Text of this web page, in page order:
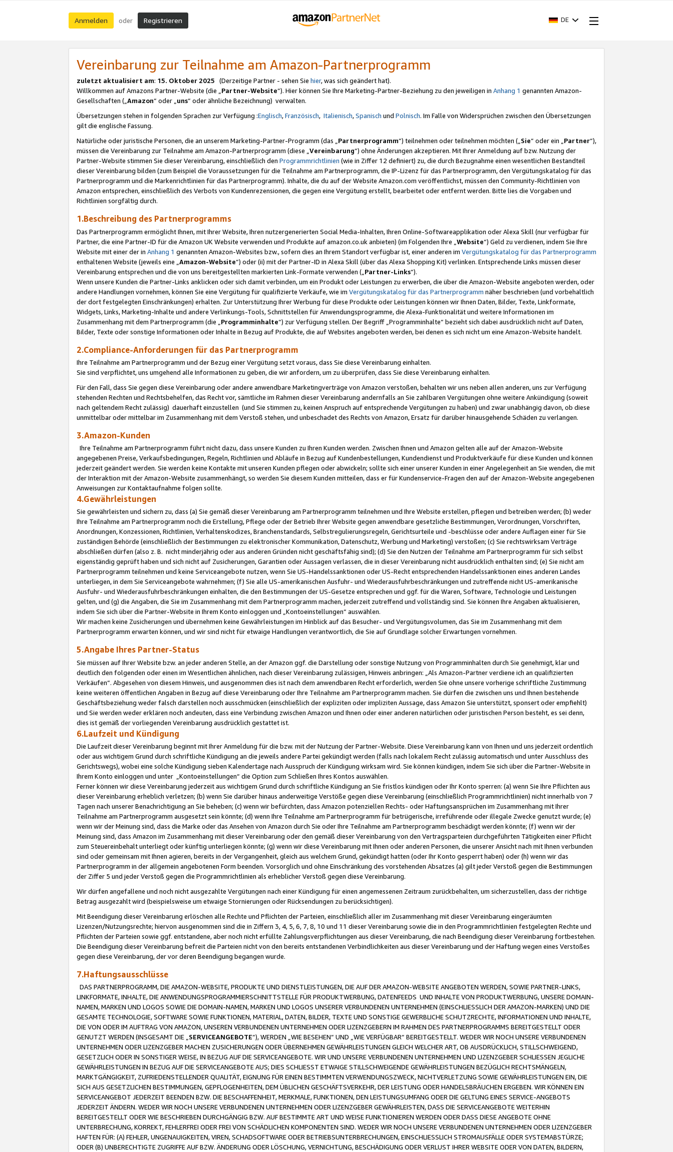
Anmelden oder Registrieren DE
Vereinbarung zur Teilnahme am Amazon-Partnerprogramm
zuletzt aktualisiert am: 15. Oktober 2025 (Derzeitige Partner - sehen Sie hier, was sich geändert hat).
Willkommen auf Amazons Partner-Website (die „Partner-Website“). Hier können Sie Ihre Marketing-Partner-Beziehung zu den jeweiligen in Anhang 1 genannten Amazon-
Gesellschaften („Amazon“ oder „uns“ oder ähnliche Bezeichnung) verwalten.
Übersetzungen stehen in folgenden Sprachen zur Verfügung :Englisch,Französisch, Italienisch,Spanisch und Polnisch. Im Falle von Widersprüchen zwischen den Übersetzungen
gilt die englische Fassung.
Natürliche oder juristische Personen, die an unserem Marketing-Partner-Programm (das „Partnerprogramm“) teilnehmen oder teilnehmen möchten („Sie“ oder ein „Partner“),
müssen die Vereinbarung zur Teilnahme am Amazon-Partnerprogramm (diese „Vereinbarung“) ohne Änderungen akzeptieren. Mit Ihrer Anmeldung auf bzw. Nutzung der
Partner-Website stimmen Sie dieser Vereinbarung, einschließlich den Programmrichtlinien (wie in Ziffer 12 definiert) zu, die durch Bezugnahme einen wesentlichen Bestandteil
dieser Vereinbarung bilden (zum Beispiel die Voraussetzungen für die Teilnahme am Partnerprogramm, die IP-Lizenz für das Partnerprogramm, den Vergütungskatalog für das
Partnerprogramm und die Markenrichtlinien für das Partnerprogramm). Inhalte, die du auf der Website Amazon.com veröffentlichst, müssen den Community-Richtlinien von
Amazon entsprechen, einschließlich des Verbots von Kundenrezensionen, die gegen eine Vergütung erstellt, bearbeitet oder entfernt werden. Bitte lies die Vorgaben und
Richtlinien sorgfältig durch.
1.Beschreibung des Partnerprogramms
Das Partnerprogramm ermöglicht Ihnen, mit Ihrer Website, Ihren nutzergenerierten Social Media-Inhalten, Ihren Online-Softwareapplikation oder Alexa Skill (nur verfügbar für
Partner, die eine Partner-ID für die Amazon UK Website verwenden und Produkte auf amazon.co.uk anbieten) (im Folgenden Ihre „ Website“) Geld zu verdienen, indem Sie Ihre
Website mit einer der in Anhang 1 genannten Amazon-Websites bzw., sofern dies an Ihrem Standort verfügbar ist, einer anderen im Vergütungskatalog für das Partnerprogramm
enthaltenen Website (jeweils eine „ Amazon-Website“) oder (ii) mit der Partner-ID in Alexa Skill (über das Alexa Shopping Kit) verlinken. Entsprechende Links müssen dieser
Vereinbarung entsprechen und die von uns bereitgestellten markierten Link-Formate verwenden („ Partner-Links“).
Wenn unsere Kunden die Partner-Links anklicken oder sich damit verbinden, um ein Produkt oder Leistungen zu erwerben, die über die Amazon-Website angeboten werden, oder
andere Handlungen vornehmen, können Sie eine Vergütung für qualifizierte Verkäufe, wie im Vergütungskatalog für das Partnerprogramm näher beschrieben (und vorbehaltlich
der dort festgelegten Einschränkungen) erhalten. Zur Unterstützung Ihrer Werbung für diese Produkte oder Leistungen können wir Ihnen Daten, Bilder, Texte, Linkformate,
Widgets, Links, Marketing-Inhalte und andere Verlinkungs-Tools, Schnittstellen für Anwendungsprogramme, die Alexa-Funktionalität und weitere Informationen im
Zusammenhang mit dem Partnerprogramm (die „ Programminhalte“) zur Verfügung stellen. Der Begriff „Programminhalte“ bezieht sich dabei ausdrücklich nicht auf Daten,
Bilder, Texte oder sonstige Informationen oder Inhalte in Bezug auf Produkte, die auf Websites angeboten werden, bei denen es sich nicht um eine Amazon-Website handelt.
2.Compliance-Anforderungen für das Partnerprogramm
Ihre Teilnahme am Partnerprogramm und der Bezug einer Vergütung setzt voraus, dass Sie diese Vereinbarung einhalten.
Sie sind verpflichtet, uns umgehend alle Informationen zu geben, die wir anfordern, um zu überprüfen, dass Sie diese Vereinbarung einhalten.
Für den Fall, dass Sie gegen diese Vereinbarung oder andere anwendbare Marketingverträge von Amazon verstoßen, behalten wir uns neben allen anderen, uns zur Verfügung
stehenden Rechten und Rechtsbehelfen, das Recht vor, sämtliche im Rahmen dieser Vereinbarung andernfalls an Sie zahlbaren Vergütungen ohne weitere Ankündigung (soweit
nach geltendem Recht zulässig) dauerhaft einzustellen (und Sie stimmen zu, keinen Anspruch auf entsprechende Vergütungen zu haben) und zwar unabhängig davon, ob diese
unmittelbar oder mittelbar im Zusammenhang mit dem Verstoß stehen, und unbeschadet des Rechts von Amazon, Ersatz für darüber hinausgehende Schäden zu verlangen.
3.Amazon-Kunden
Ihre Teilnahme am Partnerprogramm führt nicht dazu, dass unsere Kunden zu Ihren Kunden werden. Zwischen Ihnen und Amazon gelten alle auf der Amazon-Website
angegebenen Preise, Verkaufsbedingungen, Regeln, Richtlinien und Abläufe in Bezug auf Kundenbestellungen, Kundendienst und Produktverkäufe für diese Kunden und können
jederzeit geändert werden. Sie werden keine Kontakte mit unseren Kunden pflegen oder abwickeln; sollte sich einer unserer Kunden in einer Angelegenheit an Sie wenden, die mit
der Interaktion mit der Amazon-Website zusammenhängt, so werden Sie diesem Kunden mitteilen, dass er für Kundenservice-Fragen den auf der Amazon-Website angegebenen
Anweisungen zur Kontaktaufnahme folgen sollte.
4.Gewährleistungen
Sie gewährleisten und sichern zu, dass (a) Sie gemäß dieser Vereinbarung am Partnerprogramm teilnehmen und Ihre Website erstellen, pflegen und betreiben werden; (b) weder
Ihre Teilnahme am Partnerprogramm noch die Erstellung, Pflege oder der Betrieb Ihrer Website gegen anwendbare gesetzliche Bestimmungen, Verordnungen, Vorschriften,
Anordnungen, Konzessionen, Richtlinien, Verhaltenskodizes, Branchenstandards, Selbstregulierungsregeln, Gerichtsurteile und -beschlüsse oder andere Auflagen einer für Sie
zuständigen Behörde (einschließlich der Bestimmungen zu elektronischer Kommunikation, Datenschutz, Werbung und Marketing) verstoßen; (c) Sie rechtswirksam Verträge
abschließen dürfen (also z. B. nicht minderjährig oder aus anderen Gründen nicht geschäftsfähig sind); (d) Sie den Nutzen der Teilnahme am Partnerprogramm für sich selbst
eigenständig geprüft haben und sich nicht auf Zusicherungen, Garantien oder Aussagen verlassen, die in dieser Vereinbarung nicht ausdrücklich enthalten sind; (e) Sie nicht am
Partnerprogramm teilnehmen und keine Serviceangebote nutzen, wenn Sie US-Handelssanktionen oder US-Recht entsprechenden Handelssanktionen eines anderen Landes
unterliegen, in dem Sie Serviceangebote wahrnehmen; (f) Sie alle US-amerikanischen Ausfuhr- und Wiederausfuhrbeschränkungen und zutreffende nicht US-amerikanische
Ausfuhr- und Wiederausfuhrbeschränkungen einhalten, die den Bestimmungen der US-Gesetze entsprechen und ggf. für die Waren, Software, Technologie und Leistungen
gelten, und (g) die Angaben, die Sie im Zusammenhang mit dem Partnerprogramm machen, jederzeit zutreffend und vollständig sind. Sie können Ihre Angaben aktualisieren,
indem Sie sich über die Partner-Website in Ihrem Konto einloggen und „Kontoeinstellungen“ auswählen.
Wir machen keine Zusicherungen und übernehmen keine Gewährleistungen im Hinblick auf das Besucher- und Vergütungsvolumen, das Sie im Zusammenhang mit dem
Partnerprogramm erwarten können, und wir sind nicht für etwaige Handlungen verantwortlich, die Sie auf Grundlage solcher Erwartungen vornehmen.
5.Angabe Ihres Partner-Status
Sie müssen auf Ihrer Website bzw. an jeder anderen Stelle, an der Amazon ggf. die Darstellung oder sonstige Nutzung von Programminhalten durch Sie genehmigt, klar und
deutlich den folgenden oder einen im Wesentlichen ähnlichen, nach dieser Vereinbarung zulässigen, Hinweis anbringen: „Als Amazon-Partner verdiene ich an qualifizierten
Verkäufen“. Abgesehen von diesem Hinweis, und ausgenommen dies ist nach dem anwendbaren Recht erforderlich, werden Sie ohne unsere vorherige schriftliche Zustimmung
keine weiteren öffentlichen Angaben in Bezug auf diese Vereinbarung oder Ihre Teilnahme am Partnerprogramm machen. Sie dürfen die zwischen uns und Ihnen bestehende
Geschäftsbeziehung weder falsch darstellen noch ausschmücken (einschließlich der expliziten oder impliziten Aussage, dass Amazon Sie unterstützt, sponsert oder empfiehlt)
und Sie werden weder erklären noch andeuten, dass eine Verbindung zwischen Amazon und Ihnen oder einer anderen natürlichen oder juristischen Person besteht, es sei denn,
dies ist gemäß der vorliegenden Vereinbarung ausdrücklich gestattet ist.
6.Laufzeit und Kündigung
Die Laufzeit dieser Vereinbarung beginnt mit Ihrer Anmeldung für die bzw. mit der Nutzung der Partner-Website. Diese Vereinbarung kann von Ihnen und uns jederzeit ordentlich
oder aus wichtigem Grund durch schriftliche Kündigung an die jeweils andere Partei gekündigt werden (falls nach lokalem Recht zulässig automatisch und unter Ausschluss des
Gerichtswegs), wobei eine solche Kündigung sieben Kalendertage nach Ausspruch der Kündigung wirksam wird. Sie können kündigen, indem Sie sich über die Partner-Website in
Ihrem Konto einloggen und unter „Kontoeinstellungen“ die Option zum Schließen Ihres Kontos auswählen.
Ferner können wir diese Vereinbarung jederzeit aus wichtigem Grund durch schriftliche Kündigung an Sie fristlos kündigen oder Ihr Konto sperren: (a) wenn Sie Ihre Pflichten aus
dieser Vereinbarung erheblich verletzen; (b) wenn Sie darüber hinaus anderweitige Verstöße gegen diese Vereinbarung (einschließlich Programmrichtlinien) nicht innerhalb von 7
Tagen nach unserer Benachrichtigung an Sie beheben; (c) wenn wir befürchten, dass Amazon potenziellen Rechts- oder Haftungsansprüchen im Zusammenhang mit Ihrer
Teilnahme am Partnerprogramm ausgesetzt sein könnte; (d) wenn Ihre Teilnahme am Partnerprogramm für betrügerische, irreführende oder illegale Zwecke genutzt wurde; (e)
wenn wir der Meinung sind, dass die Marke oder das Ansehen von Amazon durch Sie oder Ihre Teilnahme am Partnerprogramm beschädigt werden könnte; (f) wenn wir der
Meinung sind, dass Amazon im Zusammenhang mit dieser Vereinbarung oder den gemäß dieser Vereinbarung von den Vertragsparteien durchgeführten Tätigkeiten einer Pflicht
zum Steuereinbehalt unterliegt oder künftig unterliegen könnte; (g) wenn wir diese Vereinbarung mit Ihnen oder anderen Personen, die unserer Ansicht nach mit Ihnen verbunden
sind oder gemeinsam mit Ihnen agieren, bereits in der Vergangenheit, gleich aus welchem Grund, gekündigt hatten (oder Ihr Konto gesperrt haben) oder (h) wenn wir das
Partnerprogramm in der allgemein angebotenen Form beenden. Vorsorglich und ohne Einschränkung des vorstehenden Absatzes (a) gilt jeder Verstoß gegen die Bestimmungen
der Ziffer 5 und jeder Verstoß gegen die Programmrichtlinien als erheblicher Verstoß gegen diese Vereinbarung.
Wir dürfen angefallene und noch nicht ausgezahlte Vergütungen nach einer Kündigung für einen angemessenen Zeitraum zurückbehalten, um sicherzustellen, dass der richtige
Betrag ausgezahlt wird (beispielsweise um etwaige Stornierungen oder Rücksendungen zu berücksichtigen).
Mit Beendigung dieser Vereinbarung erlöschen alle Rechte und Pflichten der Parteien, einschließlich aller im Zusammenhang mit dieser Vereinbarung eingeräumten
Lizenzen/Nutzungsrechte; hiervon ausgenommen sind die in Ziffern 3, 4, 5, 6, 7, 8, 10 und 11 dieser Vereinbarung sowie die in den Programmrichtlinien festgelegten Rechte und
Pflichten der Parteien sowie ggf. entstandene, aber noch nicht erfüllte Zahlungsverpflichtungen aus dieser Vereinbarung, die nach Beendigung dieser Vereinbarung fortbestehen.
Die Beendigung dieser Vereinbarung befreit die Parteien nicht von den bereits entstandenen Verbindlichkeiten aus dieser Vereinbarung und der Haftung wegen eines Verstoßes
gegen diese Vereinbarung, der vor deren Beendigung begangen wurde.
7.Haftungsausschlüsse
DAS PARTNERPROGRAMM, DIE AMAZON-WEBSITE, PRODUKTE UND DIENSTLEISTUNGEN, DIE AUF DER AMAZON-WEBSITE ANGEBOTEN WERDEN, SOWIE PARTNER-LINKS,
LINKFORMATE, INHALTE, DIE ANWENDUNGSPROGRAMMIERSCHNITTSTELLE FÜR PRODUKTWERBUNG, DATENFEEDS UND INHALTE VON PRODUKTWERBUNG, UNSERE DOMAIN-
NAMEN, MARKEN UND LOGOS SOWIE DIE DOMAIN-NAMEN, MARKEN UND LOGOS UNSERER VERBUNDENEN UNTERNEHMEN (EINSCHLIESSLICH DER AMAZON-MARKEN) UND DIE
GESAMTE TECHNOLOGIE, SOFTWARE SOWIE FUNKTIONEN, MATERIAL, DATEN, BILDER, TEXTE UND SONSTIGE GEWERBLICHE SCHUTZRECHTE, INFORMATIONEN UND INHALTE,
DIE VON ODER IM AUFTRAG VON AMAZON, UNSEREN VERBUNDENEN UNTERNEHMEN ODER LIZENZGEBERN IM RAHMEN DES PARTNERPROGRAMMS BEREITGESTELLT ODER
GENUTZT WERDEN (INSGESAMT DIE „ SERVICEANGEBOTE“), WERDEN „WIE BESEHEN“ UND „WIE VERFÜGBAR“ BEREITGESTELLT. WEDER WIR NOCH UNSERE VERBUNDENEN
UNTERNEHMEN ODER LIZENZGEBER MACHEN ZUSICHERUNGEN ODER ÜBERNEHMEN GEWÄHRLEISTUNGEN GLEICH WELCHER ART, OB AUSDRÜCKLICH, STILLSCHWEIGEND,
GESETZLICH ODER IN SONSTIGER WEISE, IN BEZUG AUF DIE SERVICEANGEBOTE. WIR UND UNSERE VERBUNDENEN UNTERNEHMEN UND LIZENZGEBER SCHLIESSEN JEGLICHE
GEWÄHRLEISTUNGEN IN BEZUG AUF DIE SERVICEANGEBOTE AUS; DIES SCHLIESST ETWAIGE STILLSCHWEIGENDE GEWÄHRLEISTUNGEN BEZÜGLICH RECHTSMÄNGELN,
MARKTGÄNGIGKEIT, ZUFRIEDENSTELLENDER QUALITÄT, EIGNUNG FÜR EINEN BESTIMMTEN VERWENDUNGSZWECK, NICHTVERLETZUNG SOWIE GEWÄHRLEISTUNGEN EIN, DIE
SICH AUS GESETZLICHEN BESTIMMUNGEN, GEPFLOGENHEITEN, DEM ÜBLICHEN GESCHÄFTSVERKEHR, DER LEISTUNG ODER HANDELSBRÄUCHEN ERGEBEN. WIR KÖNNEN EIN
SERVICEANGEBOT JEDERZEIT BEENDEN BZW. DIE BESCHAFFENHEIT, MERKMALE, FUNKTIONEN, DEN LEISTUNGSUMFANG ODER DIE GELTUNG EINES SERVICE-ANGEBOTS
JEDERZEIT ÄNDERN. WEDER WIR NOCH UNSERE VERBUNDENEN UNTERNEHMEN ODER LIZENZGEBER GEWÄHRLEISTEN, DASS DIE SERVICEANGEBOTE WEITERHIN
BEREITGESTELLT ODER WIE BESCHRIEBEN DURCHGÄNGIG BZW. AUF BESTIMMTE ART UND WEISE FUNKTIONIEREN WERDEN ODER DASS DIESE ANGEBOTE OHNE
UNTERBRECHUNG, KORREKT, FEHLERFREI ODER FREI VON SCHÄDLICHEN KOMPONENTEN SIND. WEDER WIR NOCH UNSERE VERBUNDENEN UNTERNEHMEN ODER LIZENZGEBER
HAFTEN FÜR: (A) FEHLER, UNGENAUIGKEITEN, VIREN, SCHADSOFTWARE ODER BETRIEBSUNTERBRECHUNGEN, EINSCHLIESSLICH STROMAUSFÄLLE ODER SYSTEMABSTÜRZE;
ODER (B) UNBERECHTIGTE ZUGRIFFE AUF BZW. ÄNDERUNG ODER LÖSCHUNG, VERNICHTUNG, BESCHÄDIGUNG ODER VERLUST IHRER WEBSITE ODER VON DATEN, BILDERN,